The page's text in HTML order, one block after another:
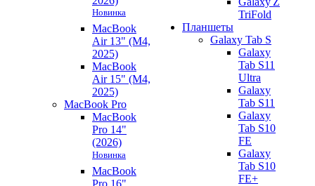
Новинка
MacBook
Air 13" (M4,
2025)
MacBook
Air 15" (M4,
2025)
MacBook Pro
MacBook
Pro 14"
(2026)
Новинка
MacBook
Pro 16"
TriFold
Планшеты
Galaxy Tab S
Galaxy
Tab S11
Ultra
Galaxy
Tab S11
Galaxy
Tab S10
FE
Galaxy
Tab S10
FE+